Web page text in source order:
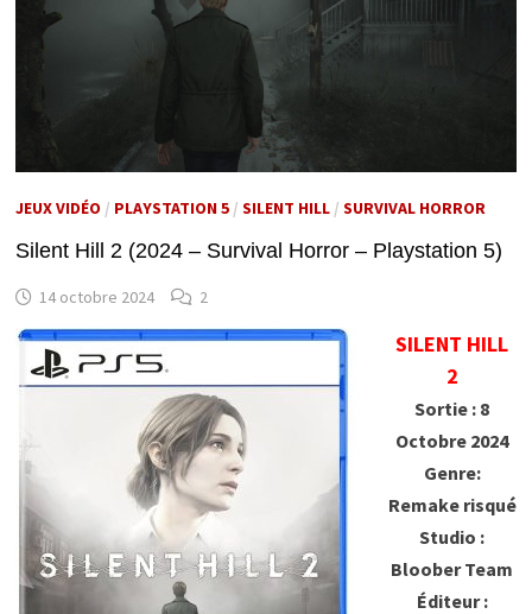
JEUX VIDÉO / PLAYSTATION 5/ SILENT HILL/ SURVIVAL HORROR
Silent Hill 2 (2024 – Survival Horror – Playstation 5)
14 octobre 2024 2
SILENT HILL
2
Sortie : 8
Octobre 2024
Genre:
Remake risqué
Studio :
Bloober Team
Éditeur :